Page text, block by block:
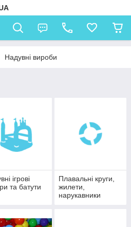
Надувні вироби
ігрові
та батути
Плавальні круги,
жилети,
нарукавники